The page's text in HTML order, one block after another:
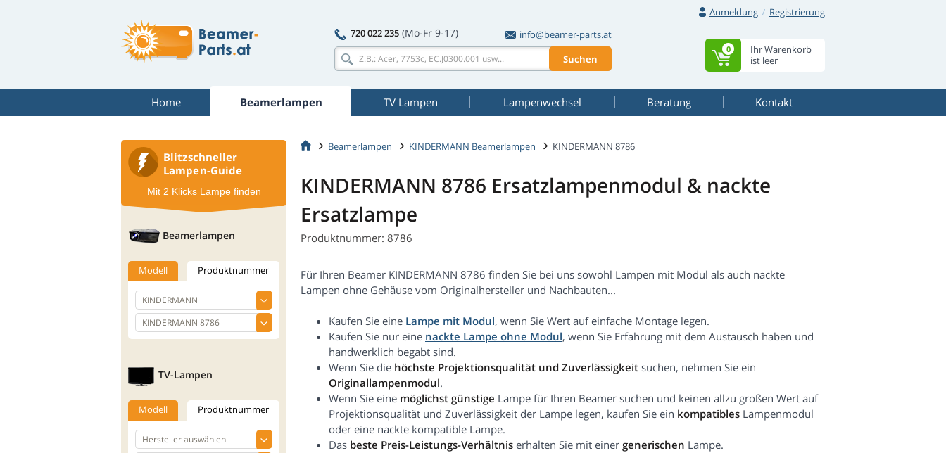
Anmeldung
Registrierung
720 022 235 (Mo-Fr 9-17)
info@beamer-parts.at
Suchen
Ihr Warenkorb
ist leer
0
Home Beamerlampen TV Lampen Lampenwechsel Beratung Kontakt
Beamerlampen KINDERMANN Beamerlampen KINDERMANN 8786
KINDERMANN 8786 Ersatzlampenmodul & nackte
Ersatzlampe
Produktnummer: 8786
Für Ihren Beamer KINDERMANN 8786 finden Sie bei uns sowohl Lampen mit Modul als auch nackte
Lampen ohne Gehäuse vom Originalhersteller und Nachbauten...
Kaufen Sie eine Lampe mit Modul, wenn Sie Wert auf einfache Montage legen.
Kaufen Sie nur eine nackte Lampe ohne Modul, wenn Sie Erfahrung mit dem Austausch haben und
handwerklich begabt sind.
Wenn Sie die höchste Projektionsqualität und Zuverlässigkeit suchen, nehmen Sie ein
Originallampenmodul.
Wenn Sie eine möglichst günstige Lampe für Ihren Beamer suchen und keinen allzu großen Wert auf
Projektionsqualität und Zuverlässigkeit der Lampe legen, kaufen Sie ein kompatibles Lampenmodul
oder eine nackte kompatible Lampe.
Das beste Preis-Leistungs-Verhältnis erhalten Sie mit einer generischen Lampe.
Blitzschneller
Lampen-Guide
Mit 2 Klicks Lampe finden
Beamerlampen
Modell Produktnummer
TV-Lampen
Modell Produktnummer